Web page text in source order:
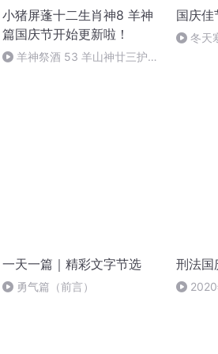
小猪屏蓬十二生肖神8 羊神
篇国庆节开始更新啦！
羊神祭酒 53 羊山神廿三护祭
国庆佳
冬天
一天一篇｜精彩文字节选
勇气篇（前言）
刑法国
2020